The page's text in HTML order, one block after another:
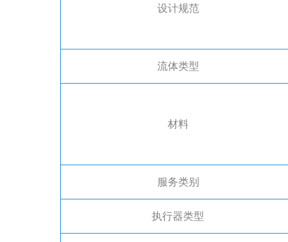
设计规范
流体类型
材料
服务类别
执行器类型